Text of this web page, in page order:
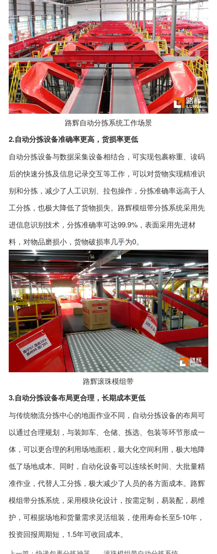
路辉自动分拣系统工作场景
2.自动分拣设备准确率更高，货损率更低
自动分拣设备与数据采集设备相结合，可实现包裹称重、读码
后的快速分拣及信息记录交互等工作，可以对货物实现精准识
别和分拣，减少了人工识别、拉包操作，分拣准确率远高于人
工分拣，也极大降低了货物损失。路辉模组带分拣系统采用先
进信息识别技术，分拣准确率可达99.9%，表面采用先进材
料，对物品磨损小，货物破损率几乎为0。
路辉滚珠模组带
3.自动分拣设备布局更合理，长期成本更低
与传统物流分拣中心的地面作业不同，自动分拣设备的布局可
以通过合理规划，与装卸车、仓储、拣选、包装等环节形成一
体，可以更合理的利用场地面积，最大化空间利用，极大地降
低了场地成本。同时，自动化设备可以连续长时间、大批量精
准作业，代替人工分拣，极大减少了人员的各方面成本。路辉
模组带分拣系统，采用模块化设计，按需定制，易装配，易维
护，可根据场地和货量需求灵活组装，使用寿命长至5-10年，
投资回报周期短，1.5年可收回成本。